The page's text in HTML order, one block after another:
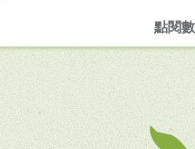
點閱數